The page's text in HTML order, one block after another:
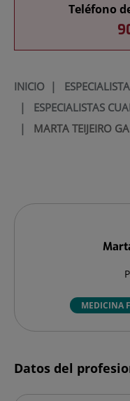
Teléfono
INICIO|
| ESPECIALISTAS
| MARTA TEIJEIRO
MEDICINA
Datos del